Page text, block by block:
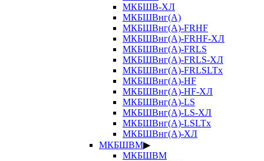
МКБШВ-ХЛ
МКБШВнг(А)
МКБШВнг(А)-FRHF
МКБШВнг(А)-FRHF-ХЛ
МКБШВнг(А)-FRLS
МКБШВнг(А)-FRLS-ХЛ
МКБШВнг(А)-FRLSLTx
МКБШВнг(А)-HF
МКБШВнг(А)-HF-ХЛ
МКБШВнг(А)-LS
МКБШВнг(А)-LS-ХЛ
МКБШВнг(А)-LSLTx
МКБШВнг(А)-ХЛ
МКБШВМ▶
МКБШВМ